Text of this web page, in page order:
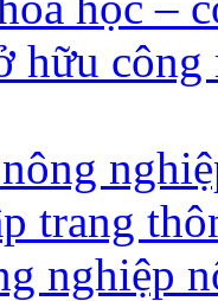
hữu công
trang
nghiệp